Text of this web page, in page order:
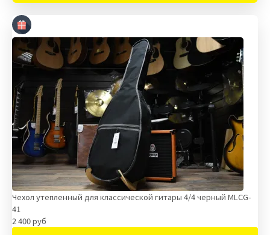
Чехол утепленный для классической гитары 4/4 черный MLCG-
41
2 400 руб